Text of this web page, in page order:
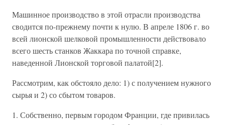
Машинное производство в этой отрасли производства
сводится по-прежнему почти к нулю. В апреле 1806 г. во
всей лионской шелковой промышленности действовало
всего шесть станков Жаккара по точной справке,
наведенной Лионской торговой палатой[2].
Рассмотрим, как обстояло дело: 1) с получением нужного
сырья и 2) со сбытом товаров.
1. Собственно, первым городом Франции, где привилась